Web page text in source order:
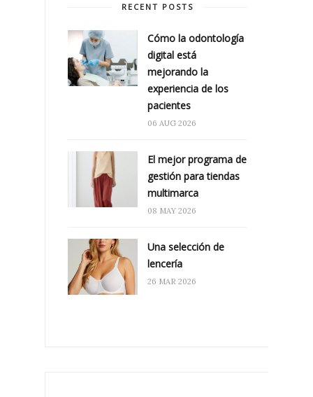
RECENT POSTS
Cómo la odontología
digital está
mejorando la
experiencia de los
pacientes
06 AUG 2026
El mejor programa de
gestión para tiendas
multimarca
08 MAY 2026
Una selección de
lencería
26 MAR 2026